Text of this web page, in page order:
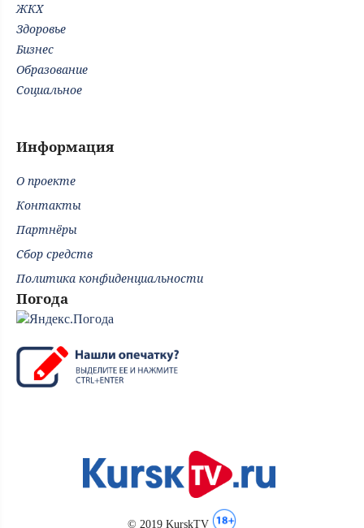
ЖКХ
Здоровье
Бизнес
Образование
Социальное
Информация
О проекте
Контакты
Партнёры
Сбор средств
Политика конфиденциальности
Погода
© 2019 KurskTV